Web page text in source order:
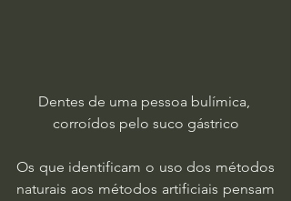
Dentes de uma pessoa bulímica,
corroídos pelo suco gástrico
Os que identificam o uso dos métodos
naturais aos métodos artificiais pensam